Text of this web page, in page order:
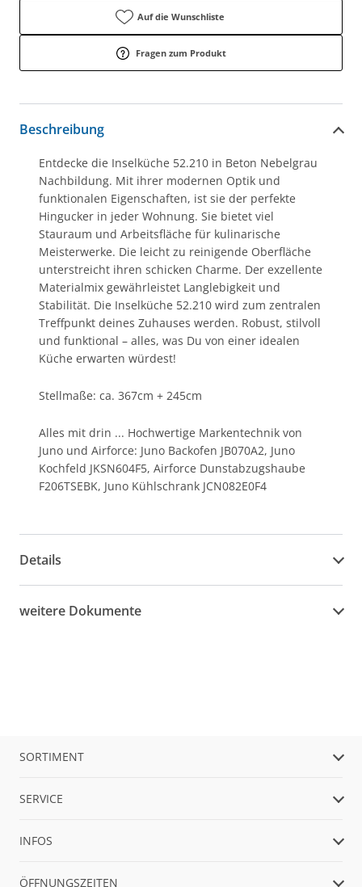
Auf die Wunschliste
Fragen zum Produkt
Beschreibung
Entdecke die Inselküche 52.210 in Beton Nebelgrau
Nachbildung. Mit ihrer modernen Optik und
funktionalen Eigenschaften, ist sie der perfekte
Hingucker in jeder Wohnung. Sie bietet viel
Stauraum und Arbeitsfläche für kulinarische
Meisterwerke. Die leicht zu reinigende Oberfläche
unterstreicht ihren schicken Charme. Der exzellente
Materialmix gewährleistet Langlebigkeit und
Stabilität. Die Inselküche 52.210 wird zum zentralen
Treffpunkt deines Zuhauses werden. Robust, stilvoll
und funktional – alles, was Du von einer idealen
Küche erwarten würdest!
Stellmaße: ca. 367cm + 245cm
Alles mit drin ... Hochwertige Markentechnik von
Juno und Airforce: Juno Backofen JB070A2, Juno
Kochfeld JKSN604F5, Airforce Dunstabzugshaube
F206TSEBK, Juno Kühlschrank JCN082E0F4
Details
weitere Dokumente
SORTIMENT
SERVICE
INFOS
ÖFFNUNGSZEITEN